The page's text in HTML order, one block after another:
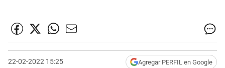
22-02-2022 15:25 Agregar PERFIL en Google